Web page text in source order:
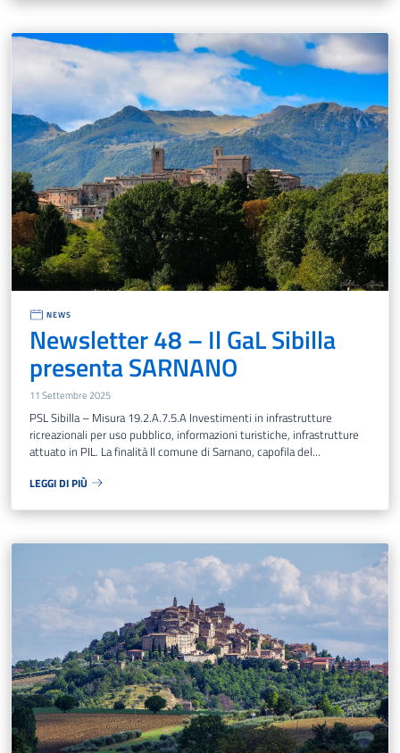
NEWS
Newsletter 48 – Il GaL Sibilla
presenta SARNANO
11 Settembre 2025
PSL Sibilla – Misura 19.2.A.7.5.A Investimenti in infrastrutture
ricreazionali per uso pubblico, informazioni turistiche, infrastrutture
attuato in PIL. La finalità Il comune di Sarnano, capofila del...
LEGGI DI PIÙ